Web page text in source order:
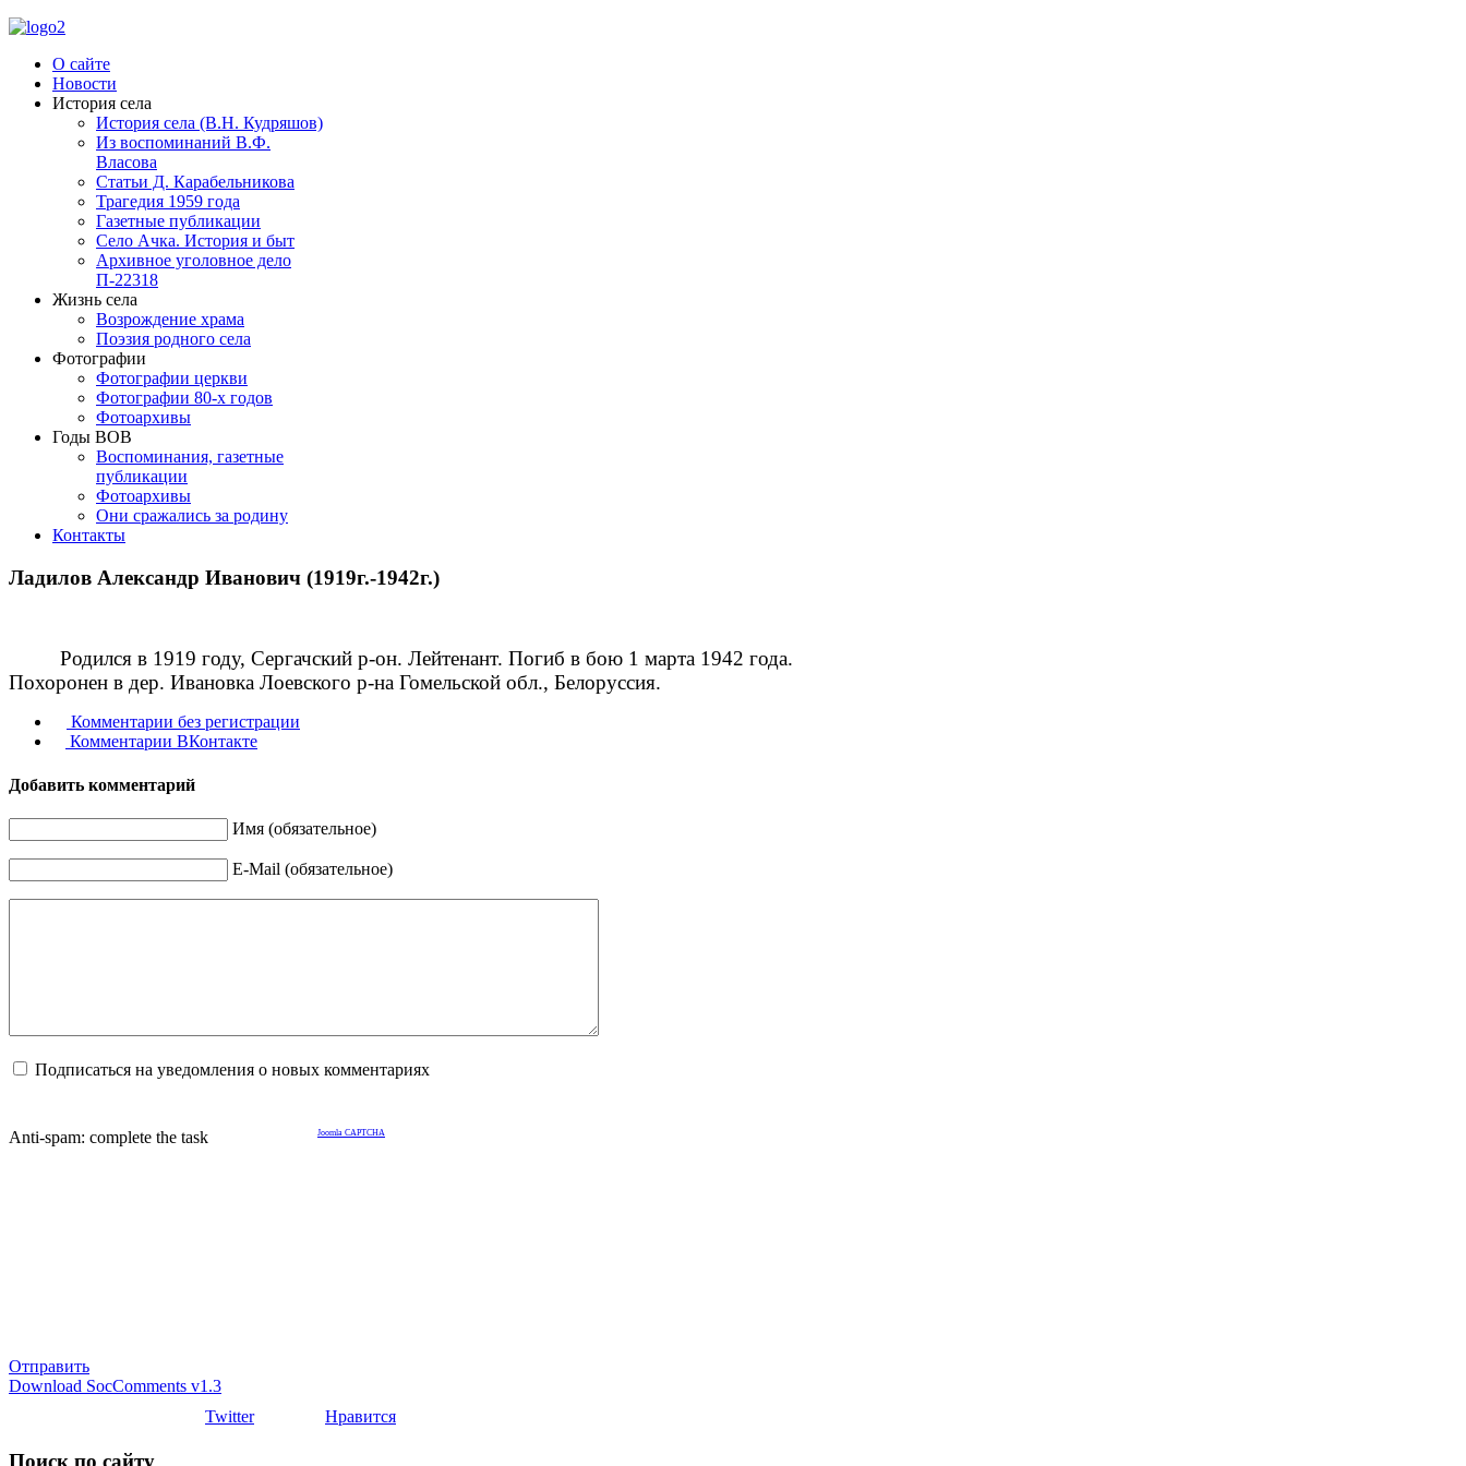
О сайте
Новости
История села
История села (В.Н. Кудряшов)
Из воспоминаний В.Ф.
Власова
Статьи Д. Карабельникова
Трагедия 1959 года
Газетные публикации
Село Ачка. История и быт
Архивное уголовное дело
П-22318
Жизнь села
Возрождение храма
Поэзия родного села
Фотографии
Фотографии церкви
Фотографии 80-х годов
Фотоархивы
Годы ВОВ
Воспоминания, газетные
публикации
Фотоархивы
Они сражались за родину
Контакты
Ладилов Александр Иванович (1919г.-1942г.)
Родился в 1919 году, Сергачский р-он. Лейтенант. Погиб в бою 1 марта 1942 года.
Похоронен в дер. Ивановка Лоевского р-на Гомельской обл., Белоруссия.
Комментарии без регистрации
Комментарии ВКонтакте
Добавить комментарий
Имя (обязательное)
E-Mail (обязательное)
Подписаться на уведомления о новых комментариях
Anti-spam: complete the task Joomla CAPTCHA
Отправить
Download SocComments v1.3
Twitter
Нравится
Поиск по сайту